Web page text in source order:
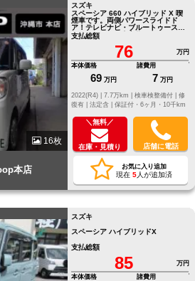
16枚
本店
スズキ
スペーシア 660 ハイブリッド X 喫
煙車です。両側パワースライドド
ア！テレビナビ・ブルートゥース・
バックカメラ・全方位モニター。
支払総額
76
万円
本体価格
69 万円
諸費用
7 万円
修
復有 | 法定含 | 保証付・6ヶ月・10千km
＼無料／
在庫・見積り 店舗に電話
お気に入り追加
現在 5人が追加済
スズキ
スペーシア ハイブリッドX
支払総額
85
万円
本体価格
諸費用